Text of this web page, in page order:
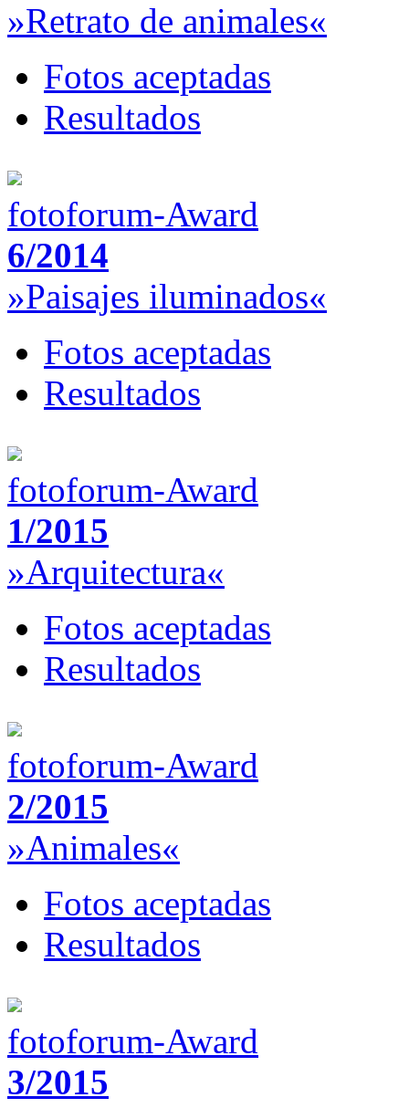
»Retrato de animales«
Fotos aceptadas
Resultados
fotoforum-Award
6/2014
»Paisajes iluminados«
Fotos aceptadas
Resultados
fotoforum-Award
1/2015
»Arquitectura«
Fotos aceptadas
Resultados
fotoforum-Award
2/2015
»Animales«
Fotos aceptadas
Resultados
fotoforum-Award
3/2015